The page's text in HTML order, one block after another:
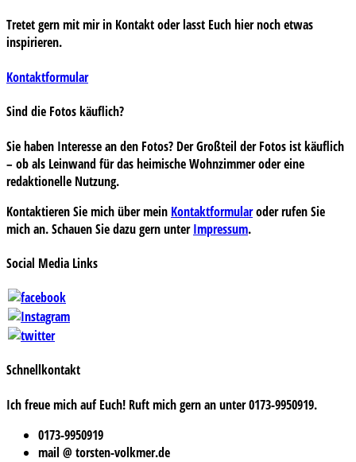
Tretet gern mit mir in Kontakt oder lasst Euch hier noch etwas
inspirieren.
Kontaktformular
Sind die Fotos käuflich?
Sie haben Interesse an den Fotos? Der Großteil der Fotos ist käuflich
– ob als Leinwand für das heimische Wohnzimmer oder eine
redaktionelle Nutzung.
Kontaktieren Sie mich über mein Kontaktformularoder rufen Sie
mich an. Schauen Sie dazu gern unterImpressum.
Social Media Links
Schnellkontakt
Ich freue mich auf Euch! Ruft mich gern an unter 0173-9950919.
0173-9950919
mail @ torsten-volkmer.de